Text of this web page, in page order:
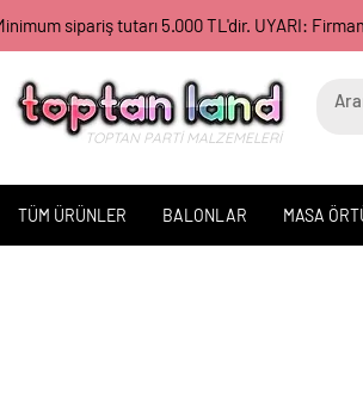
sipariş tutarı 5.000 TL'dir. UYARI:
TOPTAN PARTİ MALZEMELERİ
TÜM ÜRÜNLER BALONLAR MASA